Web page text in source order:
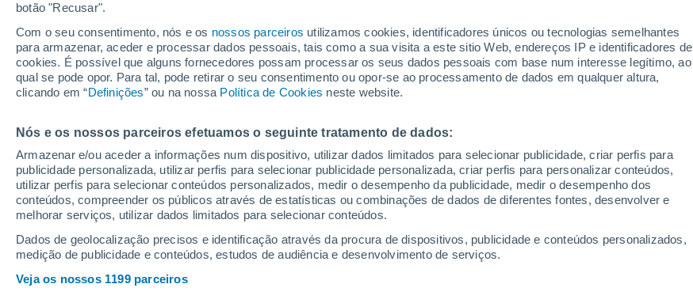
botão "Recusar".
Com o seu consentimento, nós e os nossos parceiros utilizamos cookies, identificadores únicos ou tecnologias semelhantes
para armazenar, aceder e processar dados pessoais, tais como a sua visita a este sitio Web, endereços IP e identificadores de
cookies. É possível que alguns fornecedores possam processar os seus dados pessoais com base num interesse legítimo, ao
qual se pode opor. Para tal, pode retirar o seu consentimento ou opor-se ao processamento de dados em qualquer altura,
clicando em “Definições” ou na nossa Política de Cookies neste website.
Nós e os nossos parceiros efetuamos o seguinte tratamento de dados:
Armazenar e/ou aceder a informações num dispositivo, utilizar dados limitados para selecionar publicidade, criar perfis para
publicidade personalizada, utilizar perfis para selecionar publicidade personalizada, criar perfis para personalizar conteúdos,
utilizar perfis para selecionar conteúdos personalizados, medir o desempenho da publicidade, medir o desempenho dos
conteúdos, compreender os públicos através de estatísticas ou combinações de dados de diferentes fontes, desenvolver e
melhorar serviços, utilizar dados limitados para selecionar conteúdos.
Dados de geolocalização precisos e identificação através da procura de dispositivos, publicidade e conteúdos personalizados,
medição de publicidade e conteúdos, estudos de audiência e desenvolvimento de serviços.
Veja os nossos 1199 parceiros
Grandes blocos de neve caem de um telhado em
Minamiaizu, Japão
O incidente ocorreu no Ginásio de Nango durante uma nevasca recorde em fevereiro de 2026, quando a neve
acumulada desabou repentinamente do telhado. As autoridades locais alertaram os moradores para que se